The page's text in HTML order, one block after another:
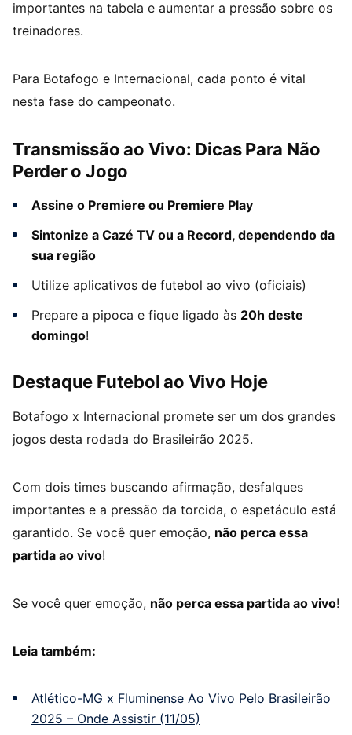
importantes na tabela e aumentar a pressão sobre os
treinadores.
Para Botafogo e Internacional, cada ponto é vital
nesta fase do campeonato.
Transmissão ao Vivo: Dicas Para Não
Perder o Jogo
Assine o Premiere ou Premiere Play
Sintonize a Cazé TV ou a Record, dependendo da
sua região
Utilize aplicativos de futebol ao vivo (oficiais)
Prepare a pipoca e fique ligado às 20h deste
domingo!
Destaque Futebol ao Vivo Hoje
Botafogo x Internacional promete ser um dos grandes
jogos desta rodada do Brasileirão 2025.
Com dois times buscando afirmação, desfalques
importantes e a pressão da torcida, o espetáculo está
garantido. Se você quer emoção, não perca essa
partida ao vivo!
Se você quer emoção, não perca essa partida ao vivo!
Leia também:
Atlético-MG x Fluminense Ao Vivo Pelo Brasileirão
2025 – Onde Assistir (11/05)